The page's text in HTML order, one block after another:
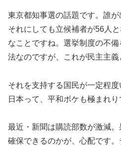
東京都知事選の話題です。誰が
それにしても立候補者が56人
なことですね。選挙制度の不
法なのですが、これが民主主義
それを支持する国民が一定程度
日本って、平和ボケも極まれり
最近・新聞は購読部数が激減
確保できるのかが、心配です